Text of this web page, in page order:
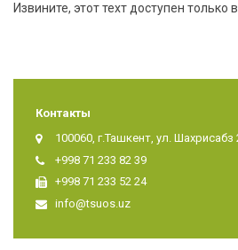
Извините, этот техт доступен только в
Контакты
100060, г.Ташкент, ул. Шахрисабз
+998 71 233 82 39
+998 71 233 52 24
info@tsuos.uz